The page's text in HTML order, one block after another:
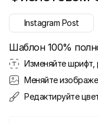
Instagram Post
Шаблон 100%
Изменяйте шрифт,
Меняйте
Редактируйте